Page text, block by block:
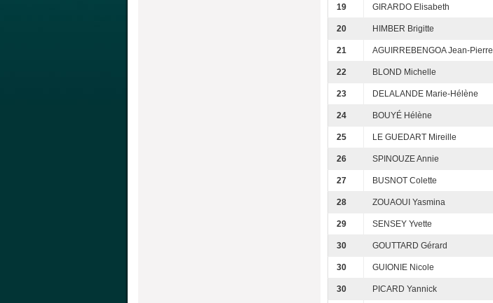
19 GIRARDO Elisabeth
20 HIMBER Brigitte
21 AGUIRREBENGOA Jean-Pierre
22 BLOND Michelle
23 DELALANDE Marie-Hélène
24 BOUYÉ Hélène
25 LE GUEDART Mireille
26 SPINOUZE Annie
27 BUSNOT Colette
28 ZOUAOUI Yasmina
29 SENSEY Yvette
30 GOUTTARD Gérard
30 GUIONIE Nicole
30 PICARD Yannick